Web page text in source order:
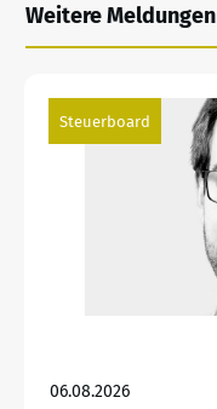
Weitere Meldungen
Steuerboard
06.08.2026